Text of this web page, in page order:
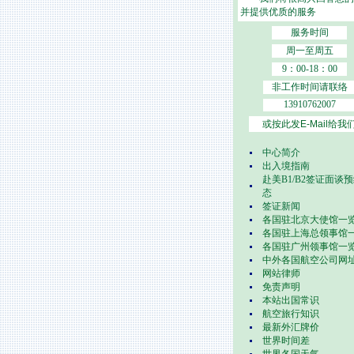
并提供优质的服务
服务时间
周一至周五
9：00-18：00
非工作时间请联络
13910762007
或按此发E-Mail给我
中心简介
出入境指南
赴美B1/B2签证面谈
态
签证新闻
各国驻北京大使馆一
各国驻上海总领事馆
各国驻广州领事馆一
中外各国航空公司网
网站律师
免责声明
本站出国常识
航空旅行知识
最新外汇牌价
世界时间差